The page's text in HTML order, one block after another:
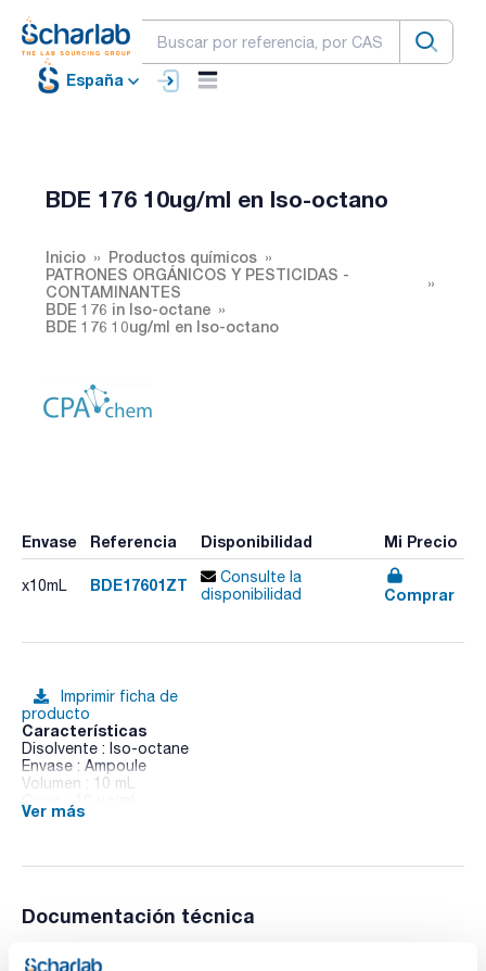
España
BDE 176 10ug/ml en Iso-octano
Inicio
Productos químicos
PATRONES ORGÁNICOS Y PESTICIDAS -
CONTAMINANTES
BDE 176 in Iso-octane
BDE 176 10ug/ml en Iso-octano
Envase Referencia Disponibilidad Mi Precio
x10mL BDE17601ZT
Consulte la
disponibilidad
Comprar
Imprimir ficha de
producto
Características
Disolvente : Iso-octane
Envase : Ampoule
Volumen : 10 mL
Ver más
Documentación técnica
TDS / Ficha técnica